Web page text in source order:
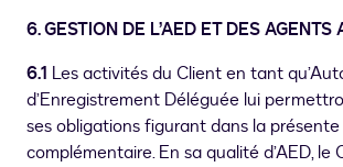
6. GESTION DE L’AED ET DES AGENTS
6.1 Les activités du Client en tant
d’Enregistrement Déléguée lui
ses obligations figurant dans la
complémentaire. En sa qualité d’AED, le